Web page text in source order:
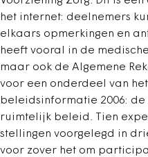
het internet: deelnemers
elkaars opmerkingen en
heeft vooral in de
maar ook de Algemene
voor een onderdeel van
beleidsinformatie 2006:
ruimtelijk beleid. Tien
stellingen voorgelegd in
voor zover het om